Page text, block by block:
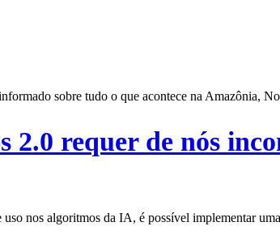
sobre tudo o que acontece na Amazônia,
2.0 requer de nós
nos algoritmos da IA, é possível implementar